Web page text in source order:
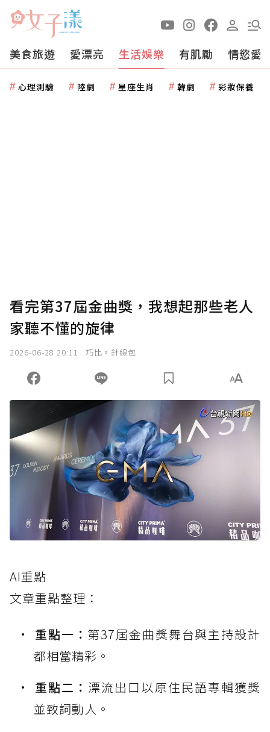
美食旅遊 愛漂亮 生活娛樂 有肌勵 情慾愛
心理測驗 陸劇 星座生肖 韓劇 彩妝保養
看完第37屆金曲獎，我想起那些老人
家聽不懂的旋律
2026-06-28 20:11 巧比。針線包
AI重點
文章重點整理：
重點一： 第37屆金曲獎舞台與主持設計
都相當精彩。
重點二： 漂流出口以原住民語專輯獲獎
並致詞動人。